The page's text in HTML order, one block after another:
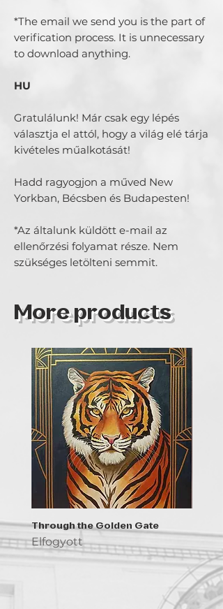
*The email we send you is the part of
verification process. It is unnecessary
to download anything.
HU
Gratulálunk! Már csak egy lépés
választja el attól, hogy a világ elé tárja
kivételes műalkotását!
Hadd ragyogjon a műved New
Yorkban, Bécsben és Budapesten!
*Az általunk küldött e-mail az
ellenőrzési folyamat része. Nem
szükséges letölteni semmit.
More products
Through the Golden Gate
Elfogyott